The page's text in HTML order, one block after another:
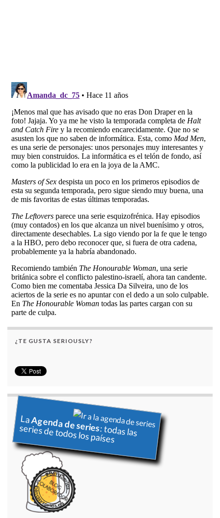
¿TE GUSTA SERIOUSLY?
LaAgenda de series: todas las
series de todos los países